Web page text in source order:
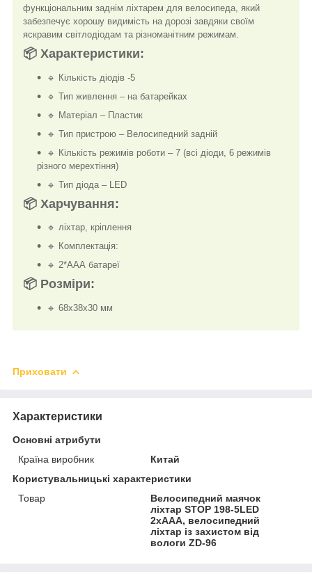
функціональним заднім ліхтарем для велосипеда, який
забезпечує хорошу видимість на дорозі завдяки своїм
яскравим світлодіодам та різноманітним режимам.
📦 Характеристики:
🔹 Кількість діодів -5
🔹 Тип живлення – на батарейках
🔹 Матеріал – Пластик
🔹 Тип пристрою – Велосипедний задній
🔹 Кількість режимів роботи – 7 (всі діоди, 6 режимів
різного мерехтіння)
🔹 Тип діода – LED
📦 Харчування:
🔹 ліхтар, кріплення
🔹 Комплектація:
🔹 2*ААА батареї
📦 Розміри:
🔹 68х38х30 мм
Приховати
Характеристики
Основні атрибути
Країна виробник
Китай
Користувальницькі характеристики
Товар
Велосипедний маячок
ліхтар STOP 198-5LED
2xAAA, велосипедний
ліхтар із захистом від
вологи ZD-96